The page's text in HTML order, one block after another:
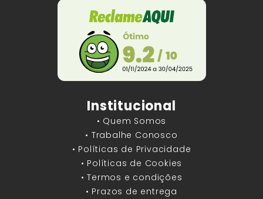
Institucional
• Quem Somos
• Trabalhe Conosco
• Políticas de Privacidade
• Políticas de Cookies
• Termos e condições
• Prazos de entrega